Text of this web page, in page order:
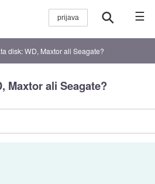
☰
disk: WD, Maxtor ali Seagate?
Maxtor ali Seagate?